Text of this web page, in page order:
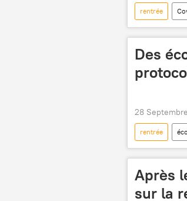
rentrée
Jean-Michel
Des
28
rentrée
Après
sur la